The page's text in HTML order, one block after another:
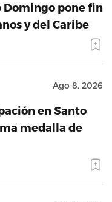
Domingo pone fin
y del Caribe
Ago 8, 2026
en Santo
medalla de